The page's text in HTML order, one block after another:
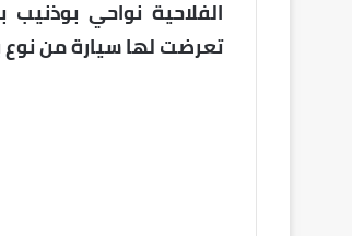
الفلاحية نواحي
تعرضت لها سيارة من